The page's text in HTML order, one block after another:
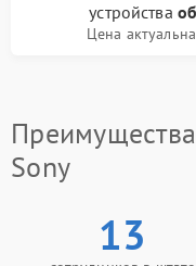
устройства
Цена
Sony
13